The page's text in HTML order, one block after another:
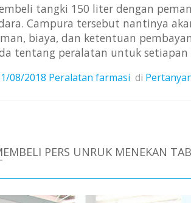
tangki 150 liter dengan
Campura tersebut nantinya
biaya, dan ketentuan
tentang peralatan untuk setiapan
08/2018 Peralatan farmasi di
PERS UNRUK MENEKAN